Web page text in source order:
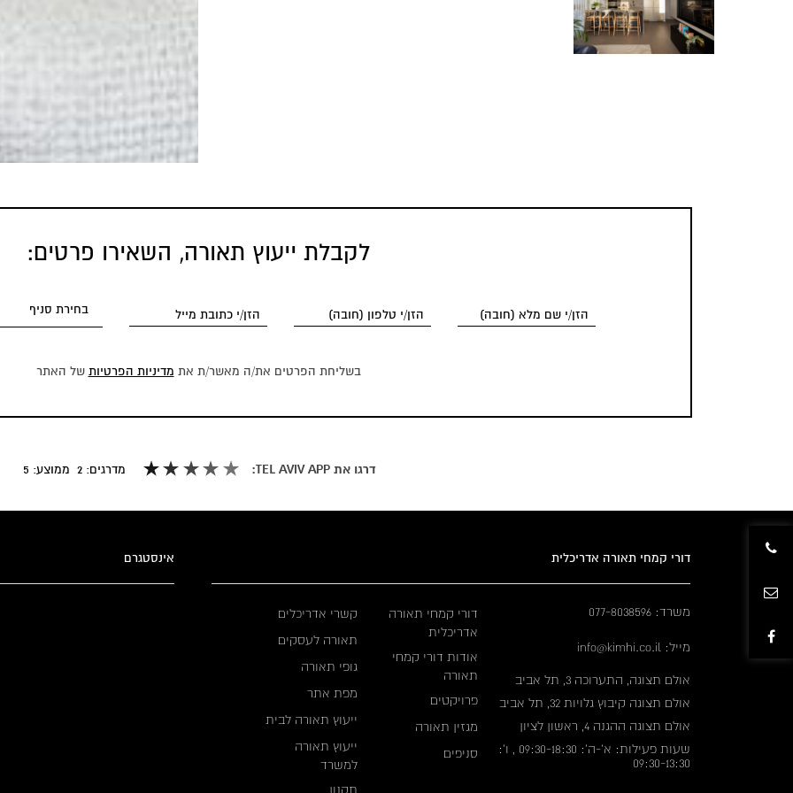
לקבלת ייעוץ תאורה, השאירו פרטים:
בשליחת הפרטים את/ה מאשר/ת את מדיניות הפרטיות של האתר
דרגו את TEL AVIV APP: מדרגים:2 ממוצע: 5
דורי קמחי תאורה אדריכלית
משרד: 077-8038596
מייל: info@kimhi.co.il
אולם תצוגה, התערוכה 3, תל אביב
אולם תצוגה קיבוץ גלויות 32, תל אביב
אולם תצוגה ההגנה 4, ראשון לציון
שעות פעילות: א'-ה': 09:30-18:30 , ו':
09:30-13:30
דורי קמחי תאורה
אדריכלית
אודות דורי קמחי
תאורה
פרויקטים
מגזין תאורה
סניפים
קשרי אדריכלים
תאורה לעסקים
גופי תאורה
מפת אתר
ייעוץ תאורה לבית
ייעוץ תאורה
למשרד
תקנון
אינסטגרם